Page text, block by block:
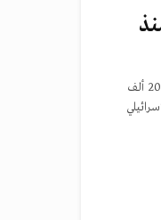
قالت منظمة الأمم المتحدة للطفولة «يونيسف» إن 20 ألف